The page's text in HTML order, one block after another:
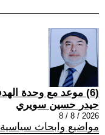
(6) موعد مع وحدة الهدف: العراق هَمُّنا
حيدر حسين سويري
2026 / 8 / 8
مواضيع وابحاث سياسية